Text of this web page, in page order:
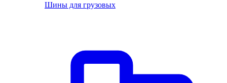
Шины для грузовых